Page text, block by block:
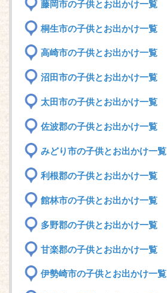
藤岡市の子供とお出かけ一覧
桐生市の子供とお出かけ一覧
高崎市の子供とお出かけ一覧
沼田市の子供とお出かけ一覧
太田市の子供とお出かけ一覧
佐波郡の子供とお出かけ一覧
みどり市の子供とお出かけ一覧
利根郡の子供とお出かけ一覧
館林市の子供とお出かけ一覧
多野郡の子供とお出かけ一覧
甘楽郡の子供とお出かけ一覧
伊勢崎市の子供とお出かけ一覧